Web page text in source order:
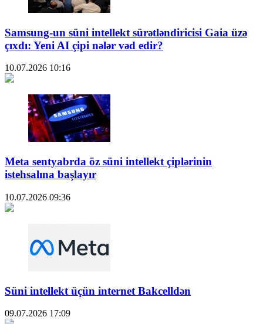
Samsung-un süni intellekt sürətləndiricisi Gaia üzə
çıxdı: Yeni AI çipi nələr vəd edir?
10.07.2026 10:16
Meta sentyabrda öz süni intellekt çiplərinin
istehsalına başlayır
10.07.2026 09:36
Süni intellekt üçün internet Bakcelldən
09.07.2026 17:09